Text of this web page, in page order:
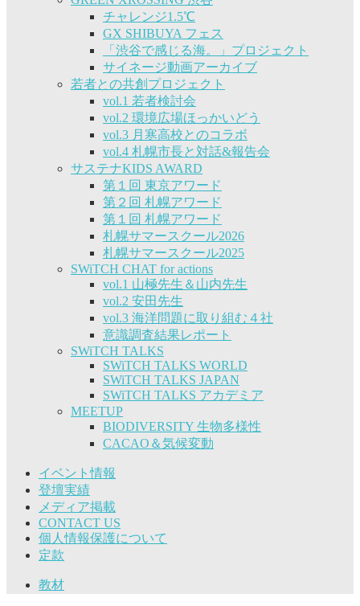
チャレンジ1.5℃
GX SHIBUYA フェス
「渋谷で感じる海。」プロジェクト
サイネージ動画アーカイブ
若者との共創プロジェクト
vol.1 若者検討会
vol.2 環境広場ほっかいどう
vol.3 月寒高校とのコラボ
vol.4 札幌市長と対話&報告会
サステナKIDS AWARD
第１回 東京アワード
第２回 札幌アワード
第１回 札幌アワード
札幌サマースクール2026
札幌サマースクール2025
SWiTCH CHAT for actions
vol.1 山極先生＆山内先生
vol.2 安田先生
vol.3 海洋問題に取り組む４社
意識調査結果レポート
SWiTCH TALKS
SWiTCH TALKS WORLD
SWiTCH TALKS JAPAN
SWiTCH TALKS アカデミア
MEETUP
BIODIVERSITY 生物多様性
CACAO＆気候変動
イベント情報
登壇実績
メディア掲載
CONTACT US
個人情報保護について
定款
教材